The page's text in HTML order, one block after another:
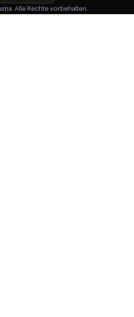
Alle Rechte vorbehalten.